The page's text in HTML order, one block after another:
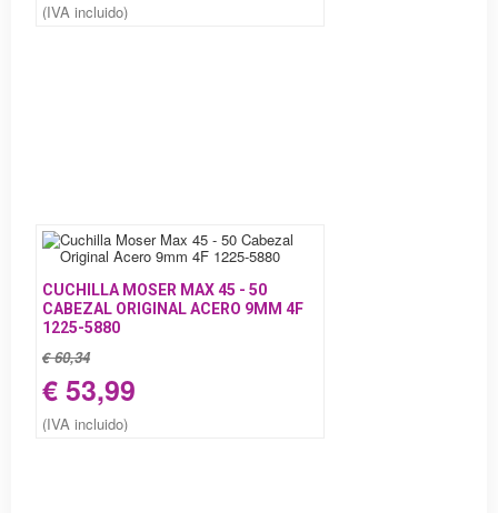
(IVA incluido)
CUCHILLA MOSER MAX 45 - 50
CABEZAL ORIGINAL ACERO 9MM 4F
1225-5880
€ 60,34
€ 53,99
(IVA incluido)